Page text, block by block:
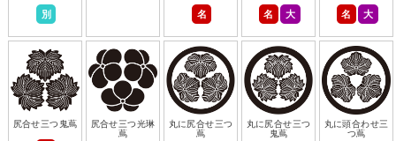
別 名 名 大 名 大
尻合せ三つ鬼蔦
尻合せ三つ光琳
蔦
丸に尻合せ三つ
蔦
丸に尻合せ三つ
鬼蔦
丸に頭合わせ三
つ蔦